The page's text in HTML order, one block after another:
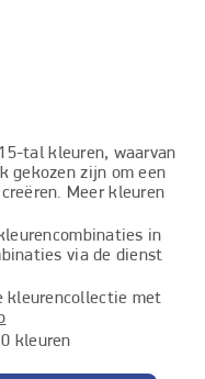
tal kleuren, waarvan
gekozen zijn om een
Meer kleuren
in
via de dienst
kleurencollectie met
kleuren